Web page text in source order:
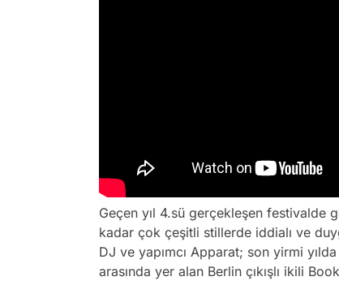
Geçen yıl 4.sü gerçekleşen festivalde
kadar çok çeşitli stillerde iddialı ve
DJ ve yapımcı Apparat; son yirmi
arasında yer alan Berlin çıkışlı ikili